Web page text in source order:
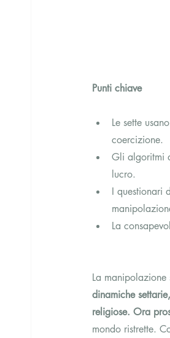
Punti chiave
Le sette
coercizione.
Gli algoritmi
lucro.
I questionari
La
La
dinamiche
religiose. Ora
mondo ristrette.